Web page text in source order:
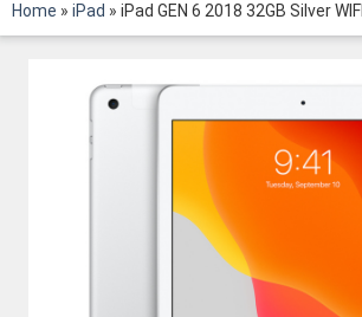
Home » iPad » iPad GEN 6 2018 32GB Silver WIFI